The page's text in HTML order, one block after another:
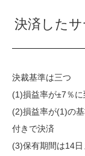
決済した
決裁基準は三つ
(1)損益率が±7％
(2)損益率が(1)の
付きで決済
(3)保有期間は14